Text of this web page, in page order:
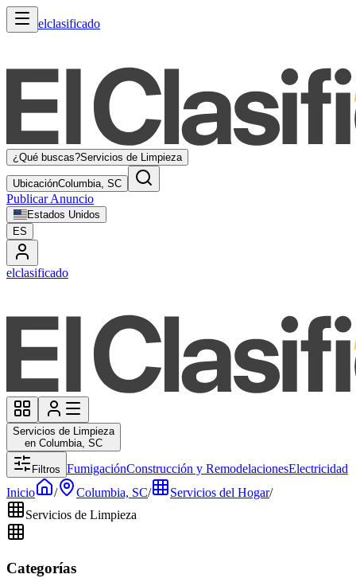
elclasificado
¿Qué buscas?Servicios de Limpieza
UbicaciónColumbia, SC
Publicar Anuncio
Estados Unidos
ES
elclasificado
Servicios de Limpieza
en Columbia, SC
Filtros FumigaciónConstrucción y RemodelacionesElectricidad
Inicio
/ Columbia, SC/ Servicios del Hogar/
Servicios de Limpieza
Categorías